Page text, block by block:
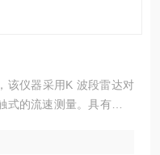
该仪器采用K 波段雷达对
的流速测量。具有体积
于等于 100 米的测量范围